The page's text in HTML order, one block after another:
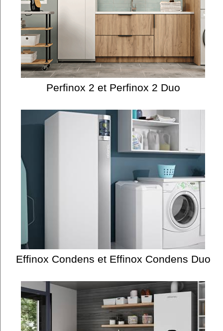
Perfinox 2 et Perfinox 2 Duo
Effinox Condens et Effinox Condens Duo